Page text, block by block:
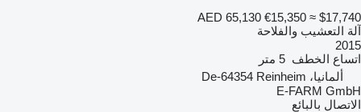
AED 65,130 €15,350 ≈ $17,740
آلة التعشيب والفلاحة
2015
اتساع الخطف 5 متر
ألمانيا، De-64354 Reinheim
E-FARM GmbH
الاتصال بالبائع